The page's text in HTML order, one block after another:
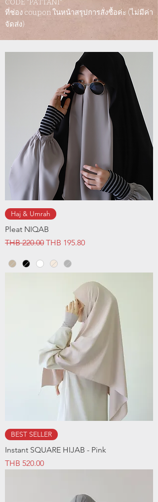
CODE "PATTANI"
ที่ช่อง coupon ในหน้าสรุปการสั่งซื้อค่ะ (ไม่มีค่า
จัดส่ง)
Haj & Umrah
Pleat NIQAB
Regular Price
THB 220.00 Sale Price
THB 195.80
BEST SELLER
Instant SQUARE HIJAB - Pink
Price
THB 520.00